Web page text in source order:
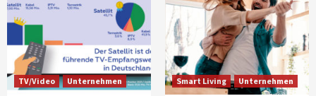
TV/Video Unternehmen Smart Living Unternehmen